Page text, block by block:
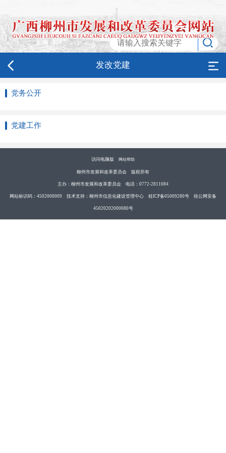
发改党建
党务公开
党建工作
访问电脑版 网站帮助
柳州市发展和改革委员会 版权所有
主办：柳州市发展和改革委员会 电话：0772-2811084
网站标识码：4502000009 技术支持：柳州市信息化建设管理中心 桂ICP备05009280号 桂公网安备
45020202000080号